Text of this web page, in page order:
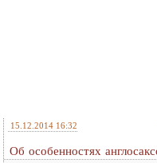
15.12.2014 16:32
Об особенностях